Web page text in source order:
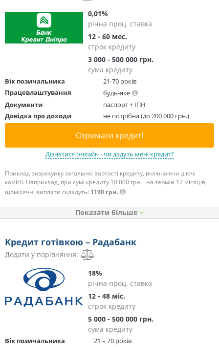
0,01%
річна проц. ставка
12 - 60 мес.
строк кредиту
3 000 - 500 000 грн.
сума кредиту
Вік позичальника
21-70 років
Працевлаштування
будь-яке
Документи
паспорт + ІПН
Довідка про доходи
не потрібна (до 200 000 грн.)
Отримати кредит!
Дізнатися онлайн - чи дадуть мені кредит?
Приклад розрахунку загальної вартості кредиту, включаючи діючі
комісії. Наприклад, при сумі кредиту 10 000 грн. і на термін 12 місяців,
щомісячні виплати складуть: 1190 грн.
Показати
Кредит готівкою – Радабанк
Додати у порівняння:
18%
річна проц. ставка
12 - 48 міс.
строк кредиту
5 000 - 500 000 грн.
сума кредиту
Вік позичальника
21 – 70 років